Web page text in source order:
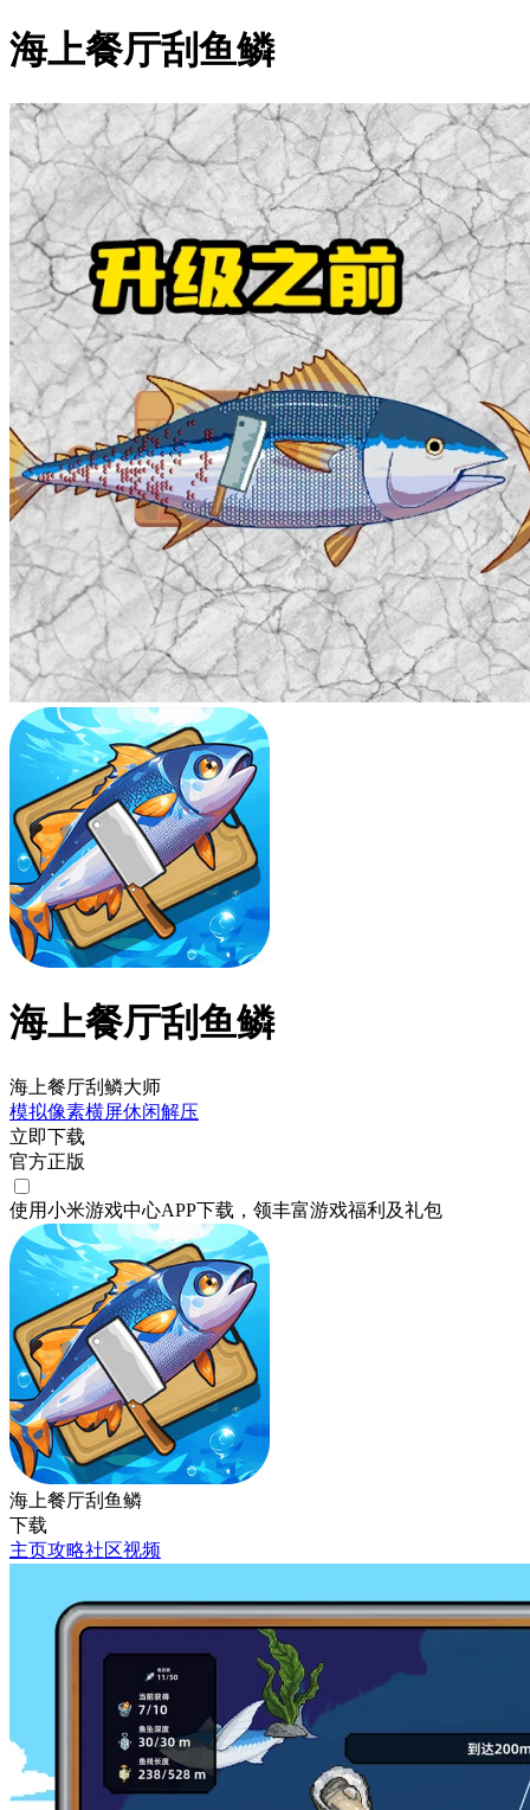
海上餐厅刮鱼鳞
海上餐厅刮鱼鳞
海上餐厅刮鳞大师
模拟像素横屏休闲解压
立即下载
官方正版
使用小米游戏中心APP下载 ，领丰富游戏福利 及礼包
海上餐厅刮鱼鳞
下载
主页攻略社区视频